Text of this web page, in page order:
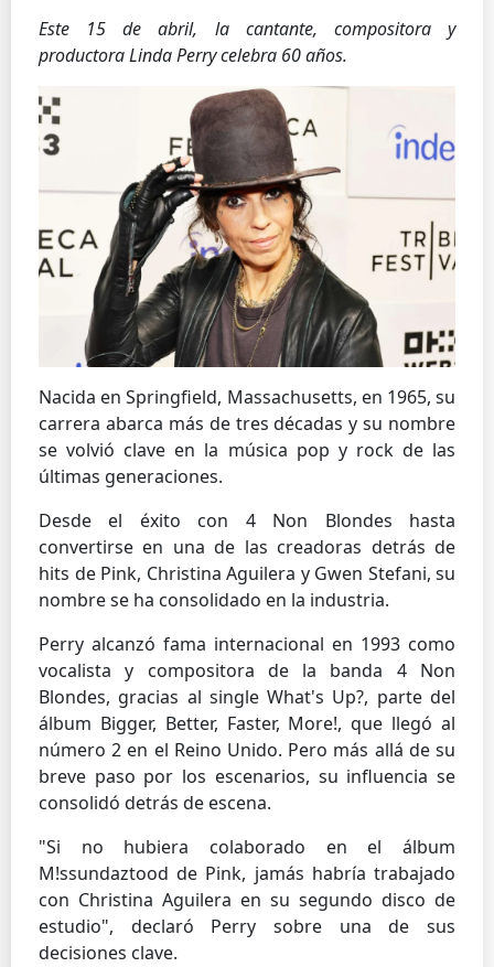
Este 15 de abril, la cantante, compositora y
productora Linda Perry celebra 60 años.
Nacida en Springfield, Massachusetts, en 1965, su
carrera abarca más de tres décadas y su nombre
se volvió clave en la música pop y rock de las
últimas generaciones.
Desde el éxito con 4 Non Blondes hasta
convertirse en una de las creadoras detrás de
hits de Pink, Christina Aguilera y Gwen Stefani, su
nombre se ha consolidado en la industria.
Perry alcanzó fama internacional en 1993 como
vocalista y compositora de la banda 4 Non
Blondes, gracias al single What's Up?, parte del
álbum Bigger, Better, Faster, More!, que llegó al
número 2 en el Reino Unido. Pero más allá de su
breve paso por los escenarios, su influencia se
consolidó detrás de escena.
"Si no hubiera colaborado en el álbum
M!ssundaztood de Pink, jamás habría trabajado
con Christina Aguilera en su segundo disco de
estudio", declaró Perry sobre una de sus
decisiones clave.